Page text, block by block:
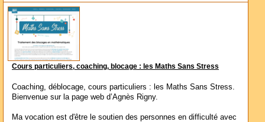
Cours particuliers, coaching, blocage : les Maths Sans Stress
Coaching, déblocage, cours particuliers : les Maths Sans Stress.
Bienvenue sur la page web d’Agnès Rigny.
Ma vocation est d'être le soutien des personnes en difficulté avec